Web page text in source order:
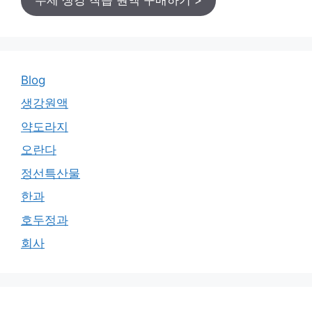
Blog
생강원액
약도라지
오란다
정선특산물
한과
호두정과
회사